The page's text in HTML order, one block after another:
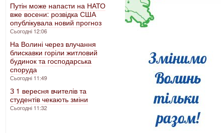
Путін може напасти на НАТО
вже восени: розвідка США
опублікувала новий прогноз
Сьогодні 12:06
На Волині через влучання
блискавки горіли житловий
будинок та господарська
споруда
Сьогодні 11:49
З 1 вересня вчителів та
студентів чекають зміни
Сьогодні 11:32